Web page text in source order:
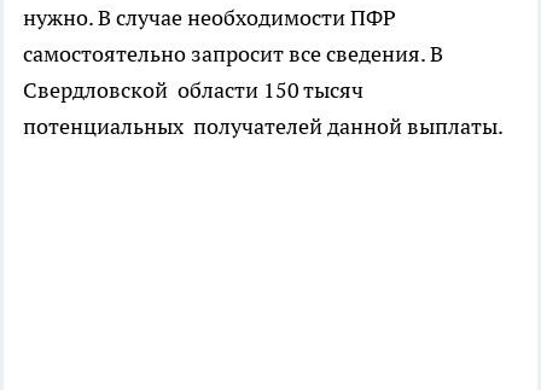
нужно. В случае необходимости ПФР
самостоятельно запросит все сведения. В
Свердловской области 150 тысяч
потенциальных получателей данной выплаты.